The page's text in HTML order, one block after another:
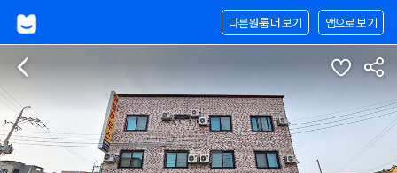
앱으로 보기
다른원룸 더 보기